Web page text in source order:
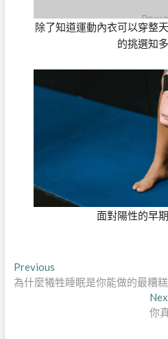
除了知道運動內衣可以穿整
的挑選知
面對陽性的早
文
章
PreviousPrevious
post:
為什麼犧牲睡眠是你能做的最糟
你